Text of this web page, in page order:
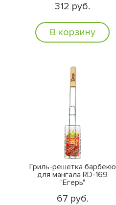
312 руб.
В корзину
Гриль-решетка барбекю
для мангала RD-169
"Егерь"
67 руб.